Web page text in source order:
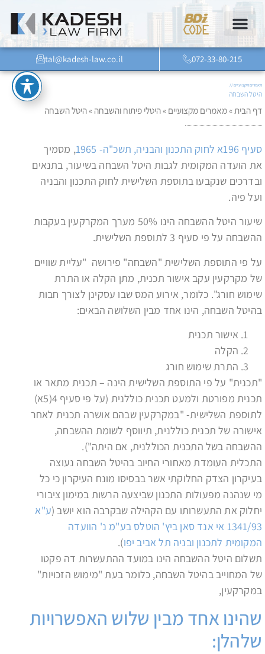
072-33-80-215
tal@kadesh-law.co.il
מאמרים מקצועיים //
היטל השבחה
דף הבית »מאמרים מקצועיים »היטלי פיתוח והשבחה »היטל השבחה
סעיף 196א לחוק התכנון והבניה, תשכ"ה- 1965
, מסמיך
את הועדה המקומית לגבות היטל השבחה בשיעור, בתנאים
ובדרכים שנקבעו בתוספת השלישית לחוק התכנון והבניה
ועל פיה.
שיעור היטל ההשבחה הינו 50% מערך המקרקעין בעקבות
ההשבחה על פי סעיף 3 לתוספת השלישית.
על פי התוספת השלישית "השבחה" פירושה "עליית שוויים
של מקרקעין עקב אישור תכנית, מתן הקלה או התרת
שימוש חורג". כלומר, אירוע המס שבו עסקינן לצורך חבות
בהיטל השבחה, הינו אחד מבין השלושה הבאים:
אישור תכנית
הקלה
התרת שימוש חורג
"תכנית" על פי התוספת השלישית הינה – תכנית מתאר או
תכנית מפורטת ולמעט תכנית כוללנית (על פי סעיף 4(5א)
לתוספת השלישית- "במקרקעין שבהם אושרה תכנית לאחר
אישורה של תכנית כוללנית, תיווסף לשומת ההשבחה,
ההשבחה בשל התכנית הכוללנית, אם היתה").
התכלית העומדת מאחורי החיוב בהיטל השבחה נעוצה
בעיקרון הצדק החלוקתי אשר בבסיסו מונח העיקרון כי כל
מי שנהנה מפעולות התכנון שביצעה הרשות במימון ציבורי
יחלוק את התעשרותו עם הקהילה שבקרבה הוא יושב (ע"א
1341/93 אי אנד סאן ביץ' הוטלס בע"מ נ' הוועדה
המקומית לתכנון ובניה תל אביב יפו).
תשלום היטל ההשבחה הינו במועד ההתעשרות דה פקטו
של המחוייב בהיטל השבחה, כלומר בעת "מימוש הזכויות"
במקרקעין,
שהינו אחד מבין שלוש האפשרויות
שלהלן: